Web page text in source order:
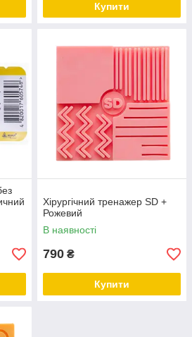
Купити
Хірургічний тренажер SD +
Рожевий
В наявності
790 ₴
Купити